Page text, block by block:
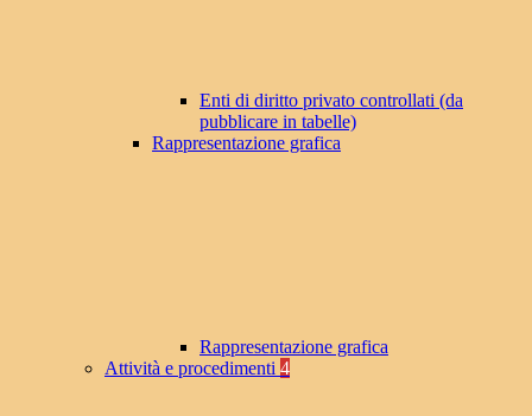
Enti di diritto privato controllati (da
pubblicare in tabelle)
Rappresentazione grafica
Rappresentazione grafica
Attività e procedimenti 4